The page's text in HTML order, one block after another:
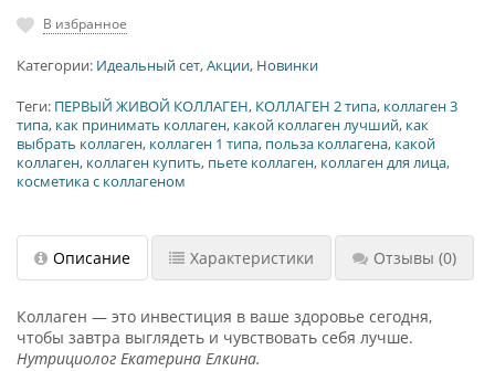
В избранное
Категории: Идеальный сет,Акции, Новинки
Теги: ПЕРВЫЙ ЖИВОЙ КОЛЛАГЕН, КОЛЛАГЕН 2 типа, коллаген 3
типа, как принимать коллаген, какой коллаген лучший, как
выбрать коллаген, коллаген 1 типа, польза коллагена, какой
коллаген, коллаген купить, пьете коллаген, коллаген для лица,
косметика с коллагеном
Описание Характеристики Отзывы (0)
Коллаген — это инвестиция в ваше здоровье сегодня,
чтобы завтра выглядеть и чувствовать себя лучше.
Нутрициолог Екатерина Елкина.